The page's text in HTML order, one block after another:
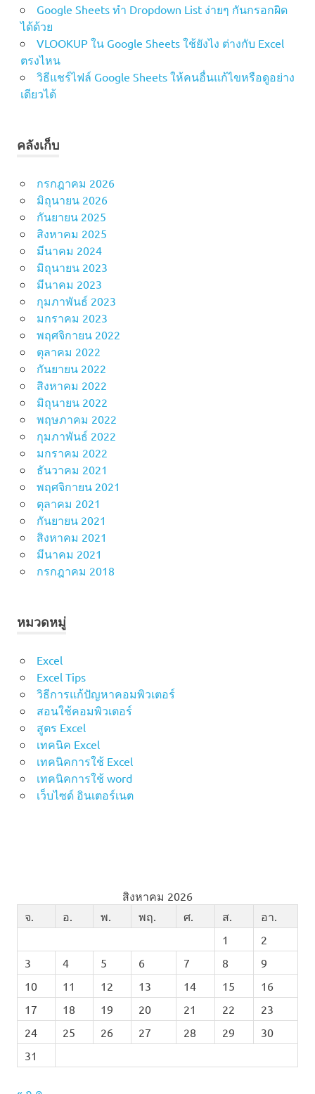
Google Sheets ทำ Dropdown List ง่ายๆ กันกรอกผิด
ได้ด้วย
VLOOKUP ใน Google Sheets ใช้ยังไง ต่างกับ Excel
ตรงไหน
วิธีแชร์ไฟล์ Google Sheets ให้คนอื่นแก้ไขหรือดูอย่าง
เดียวได้
คลังเก็บ
กรกฎาคม 2026
มิถุนายน 2026
กันยายน 2025
สิงหาคม 2025
มีนาคม 2024
มิถุนายน 2023
มีนาคม 2023
กุมภาพันธ์ 2023
มกราคม 2023
พฤศจิกายน 2022
ตุลาคม 2022
กันยายน 2022
สิงหาคม 2022
มิถุนายน 2022
พฤษภาคม 2022
กุมภาพันธ์ 2022
มกราคม 2022
ธันวาคม 2021
พฤศจิกายน 2021
ตุลาคม 2021
กันยายน 2021
สิงหาคม 2021
มีนาคม 2021
กรกฎาคม 2018
หมวดหมู่
Excel
Excel Tips
วิธีการแก้ปัญหาคอมพิวเตอร์
สอนใช้คอมพิวเตอร์
สูตร Excel
เทคนิค Excel
เทคนิคการใช้ Excel
เทคนิคการใช้ word
เว็บไซด์ อินเตอร์เนต
สิงหาคม 2026
จ.
อ. พ. พฤ. ศ. ส.
อา.
1
2
3
4 5 6 7 8
9
10
11 12 13 14 15
16
17
18 19 20 21 22
23
24
25 26 27 28 29
30
31